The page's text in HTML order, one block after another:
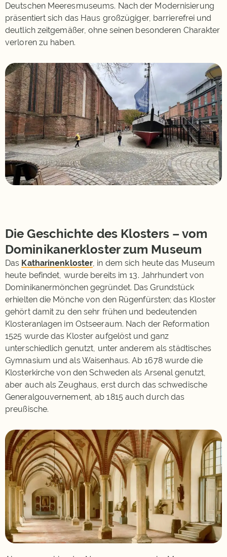
Deutschen Meeresmuseums. Nach der Modernisierung
präsentiert sich das Haus großzügiger, barrierefrei und
deutlich zeitgemäßer, ohne seinen besonderen Charakter
verloren zu haben.
Die Geschichte des Klosters – vom
Dominikanerkloster zum Museum
Das Katharinenkloster , in dem sich heute das Museum
heute befindet, wurde bereits im 13. Jahrhundert von
Dominikanermönchen gegründet. Das Grundstück
erhielten die Mönche von den Rügenfürsten; das Kloster
gehört damit zu den sehr frühen und bedeutenden
Klosteranlagen im Ostseeraum. Nach der Reformation
1525 wurde das Kloster aufgelöst und ganz
unterschiedlich genutzt, unter anderem als städtisches
Gymnasium und als Waisenhaus. Ab 1678 wurde die
Klosterkirche von den Schweden als Arsenal genutzt,
aber auch als Zeughaus, erst durch das schwedische
Generalgouvernement, ab 1815 auch durch das
preußische.